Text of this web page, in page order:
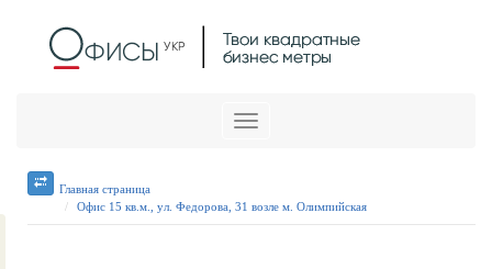
Меню
Главная страница
Офис 15 кв.м., ул. Федорова, 31 возле м. Олимпийская